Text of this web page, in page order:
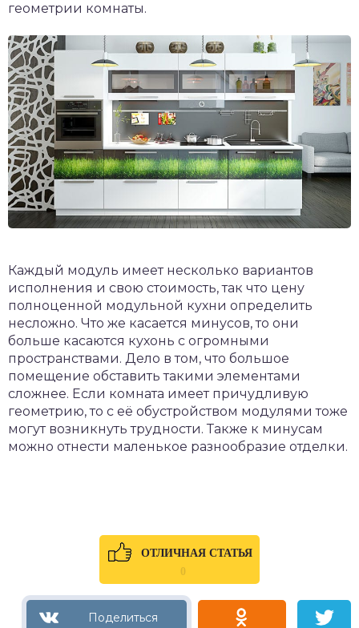
геометрии комнаты.
Каждый модуль имеет несколько вариантов
исполнения и свою стоимость, так что цену
полноценной модульной кухни определить
несложно. Что же касается минусов, то они
больше касаются кухонь с огромными
пространствами. Дело в том, что большое
помещение обставить такими элементами
сложнее. Если комната имеет причудливую
геометрию, то с её обустройством модулями тоже
могут возникнуть трудности. Также к минусам
можно отнести маленькое разнообразие отделки.
ОТЛИЧНАЯ СТАТЬЯ
0